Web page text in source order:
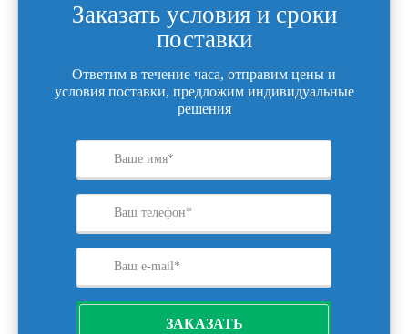
Заказать условия и сроки
поставки
Ответим в течение часа, отправим цены и
условия поставки, предложим индивидуальные
решения
ЗАКАЗАТЬ